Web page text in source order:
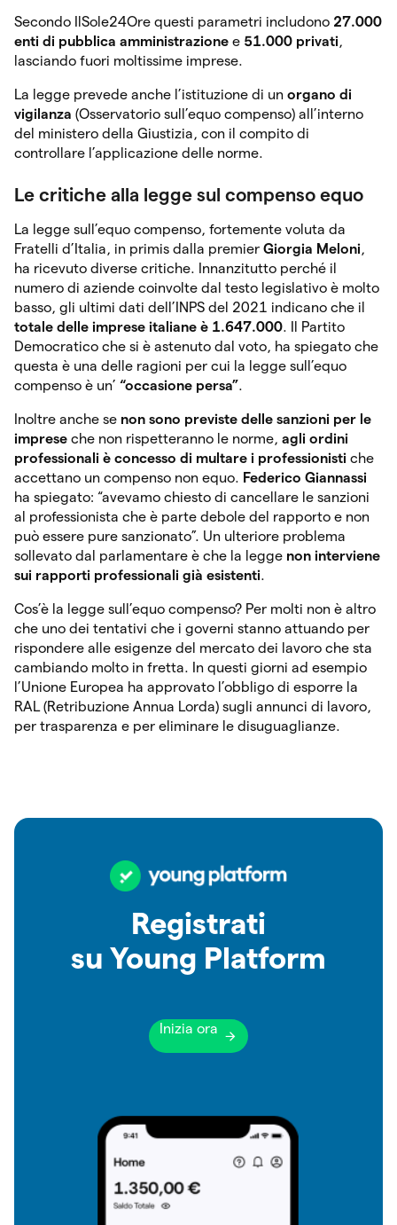
Secondo IlSole24Ore questi parametri includono 27.000
enti di pubblica amministrazione e 51.000 privati,
lasciando fuori moltissime imprese.
La legge prevede anche l’istituzione di un organo di
vigilanza (Osservatorio sull’equo compenso) all’interno
del ministero della Giustizia, con il compito di
controllare l’applicazione delle norme.
Le critiche alla legge sul compenso equo
La legge sull’equo compenso, fortemente voluta da
Fratelli d’Italia, in primis dalla premier Giorgia Meloni,
ha ricevuto diverse critiche. Innanzitutto perché il
numero di aziende coinvolte dal testo legislativo è molto
basso, gli ultimi dati dell’INPS del 2021 indicano che il
totale delle imprese italiane è 1.647.000. Il Partito
Democratico che si è astenuto dal voto, ha spiegato che
questa è una delle ragioni per cui la legge sull’equo
compenso è un’ “occasione persa”.
Inoltre anche se non sono previste delle sanzioni per le
imprese che non rispetteranno le norme, agli ordini
professionali è concesso di multare i professionisti che
accettano un compenso non equo. Federico Giannassi
ha spiegato: “avevamo chiesto di cancellare le sanzioni
al professionista che è parte debole del rapporto e non
può essere pure sanzionato”. Un ulteriore problema
sollevato dal parlamentare è che la legge non interviene
sui rapporti professionali già esistenti.
Cos’è la legge sull’equo compenso? Per molti non è altro
che uno dei tentativi che i governi stanno attuando per
rispondere alle esigenze del mercato dei lavoro che sta
cambiando molto in fretta. In questi giorni ad esempio
l’Unione Europea ha approvato l’obbligo di esporre la
RAL (Retribuzione Annua Lorda) sugli annunci di lavoro,
per trasparenza e per eliminare le disuguaglianze.
Registrati
su Young Platform
Inizia ora